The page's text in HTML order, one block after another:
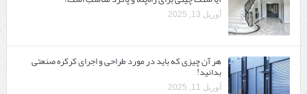
آوریل 13, 2025
هر آن چیزی که باید در مورد طراحی و اجرای کرکره صنعتی
بدانید!
آوریل 11, 2025